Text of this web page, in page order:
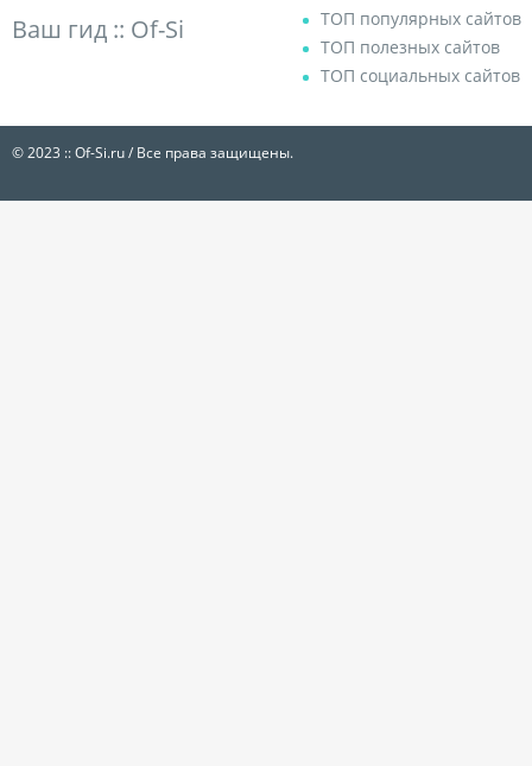
Ваш гид :: Of-Si
ТОП популярных сайтов
ТОП полезных сайтов
ТОП социальных сайтов
© 2023 :: Of-Si.ru / Все права защищены.